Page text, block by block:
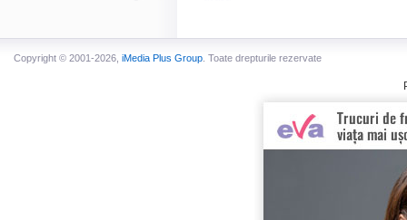
Copyright © 2001-2026, iMedia Plus Group . Toate drepturile rezervate